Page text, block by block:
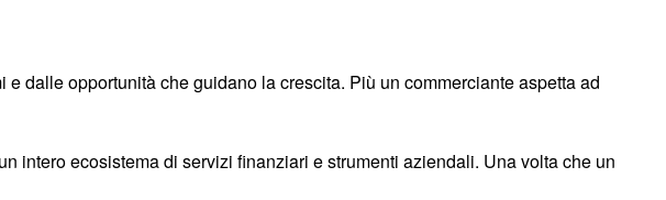
dalle opportunità che guidano la crescita. Più un commerciante aspetta ad
intero ecosistema di servizi finanziari e strumenti aziendali. Una volta che un